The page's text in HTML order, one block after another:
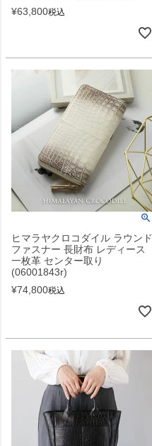
¥63,800税込
ヒマラヤクロコダイル ラウンド
ファスナー 長財布 レディース
一枚革 センター取り
(06001843r)
¥74,800税込